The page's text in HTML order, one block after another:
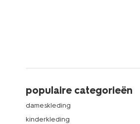
populaire categorieën
dameskleding
kinderkleding